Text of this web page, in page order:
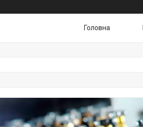
Головна